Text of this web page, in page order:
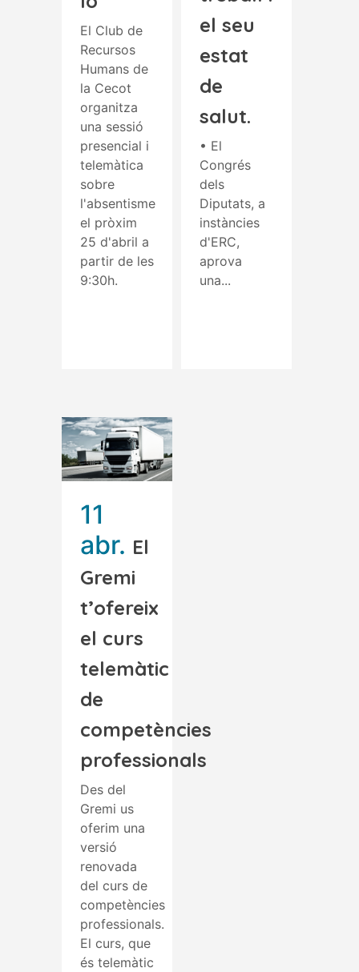
El Club de
Recursos
Humans de
la Cecot
organitza
una sessió
presencial i
telemàtica
sobre
l'absentisme
el pròxim
25 d'abril a
partir de les
9:30h.
el seu
estat
de
salut.
• El
Congrés
dels
Diputats, a
instàncies
d'ERC,
aprova
una...
11
abr. El
Gremi
t’ofereix
el curs
telemàtic
de
competències
professionals
Des del
Gremi us
oferim una
versió
renovada
del curs de
competències
professionals.
El curs, que
és telemàtic